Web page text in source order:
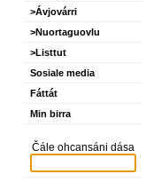
>Ávjovárri
>Nuortaguovlu
>Listtut
Sosiale media
Fáttát
Min birra
Čále ohcansáni dása